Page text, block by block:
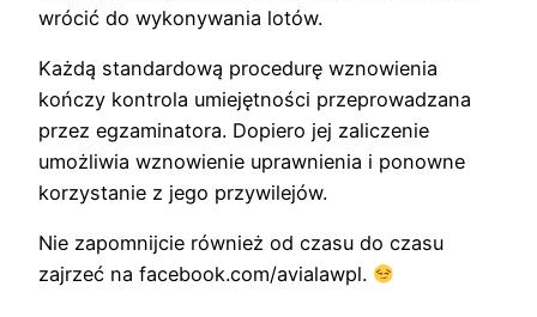
wrócić do wykonywania lotów.
Każdą standardową procedurę wznowienia
kończy kontrola umiejętności przeprowadzana
przez egzaminatora. Dopiero jej zaliczenie
umożliwia wznowienie uprawnienia i ponowne
korzystanie z jego przywilejów.
Nie zapomnijcie również od czasu do czasu
zajrzeć na facebook.com/avialawpl.